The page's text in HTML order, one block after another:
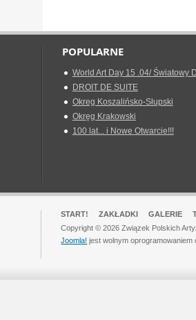
POPULARNE
World Art Day 15 .04/ Światowy
DROIT DE SUITE
Okreg Koszalińsko-Słupski
Okręg Krakowski
100 lat... i Nowe Otwarcie!!!
START! ZAKŁADKI GALERIE
Copyright © 2026 Związek Polskich
Joomla! jest wolnym